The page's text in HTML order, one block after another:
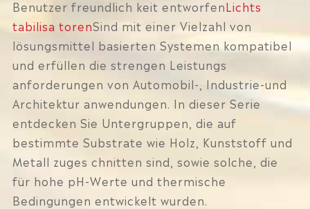
Benutzer freundlich keit entworfenLichts
tabilisa torenSind mit einer Vielzahl von
lösungsmittel basierten Systemen kompatibel
und erfüllen die strengen Leistungs
anforderungen von Automobil-, Industrie-und
Architektur anwendungen. In dieser Serie
entdecken Sie Untergruppen, die auf
bestimmte Substrate wie Holz, Kunststoff und
Metall zuges chnitten sind, sowie solche, die
für hohe pH-Werte und thermische
Bedingungen entwickelt wurden.